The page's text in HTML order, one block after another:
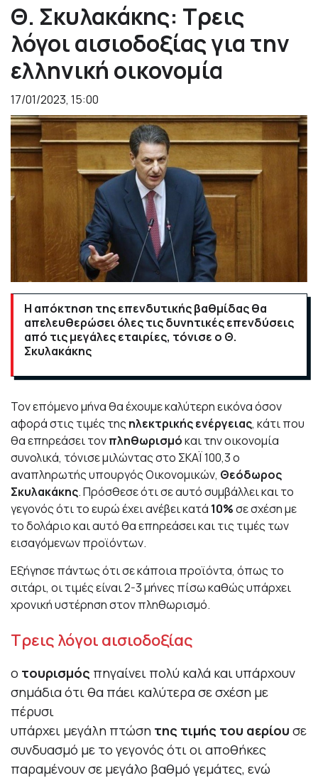
Θ. Σκυλακάκης: Τρεις
λόγοι αισιοδοξίας για την
ελληνική οικονομία
17/01/2023, 15:00
Η απόκτηση της επενδυτικής βαθμίδας θα
απελευθερώσει όλες τις δυνητικές επενδύσεις
από τις μεγάλες εταιρίες, τόνισε ο Θ.
Σκυλακάκης
Τον επόμενο μήνα θα έχουμε καλύτερη εικόνα όσον
αφορά στις τιμές της ηλεκτρικής ενέργειας, κάτι που
θα επηρεάσει τονπληθωρισμόκαι την οικονομία
συνολικά, τόνισε μιλώντας στο ΣΚΑΪ 100,3 ο
αναπληρωτής υπουργός Οικονομικών, Θεόδωρος
Σκυλακάκης. Πρόσθεσε ότι σε αυτό συμβάλλει και το
γεγονός ότι το ευρώ έχει ανέβει κατά 10%σε σχέση με
το δολάριο και αυτό θα επηρεάσει και τις τιμές των
εισαγόμενων προϊόντων.
Εξήγησε πάντως ότι σε κάποια προϊόντα, όπως το
σιτάρι, οι τιμές είναι 2-3 μήνες πίσω καθώς υπάρχει
χρονική υστέρηση στον πληθωρισμό.
Τρεις λόγοι αισιοδοξίας
ο τουρισμός πηγαίνει πολύ καλά και υπάρχουν
σημάδια ότι θα πάει καλύτερα σε σχέση με
πέρυσι
υπάρχει μεγάλη πτώση της τιμής του αερίου σε
συνδυασμό με το γεγονός ότι οι αποθήκες
παραμένουν σε μεγάλο βαθμό γεμάτες, ενώ